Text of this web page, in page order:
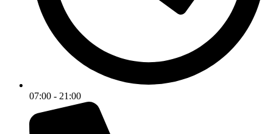
07:00 - 21:00